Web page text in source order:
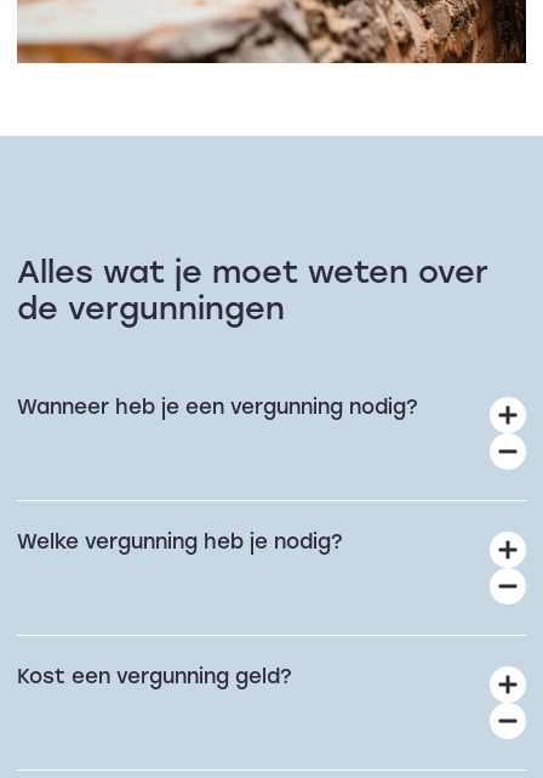
Alles wat je moet weten over
de vergunningen
Wanneer heb je een vergunning nodig?
Welke vergunning heb je nodig?
Kost een vergunning geld?